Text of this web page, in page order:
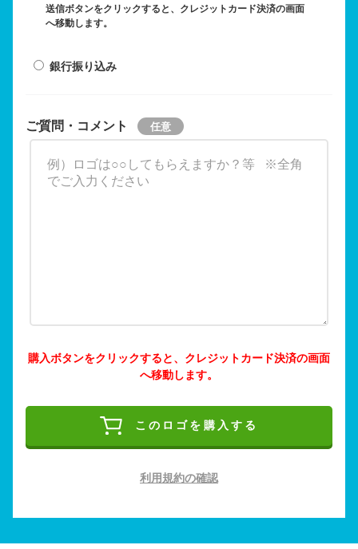
送信ボタンをクリックすると、クレジットカード決済の画面
へ移動します。
銀行振り込み
ご質問・コメント
購入ボタンをクリックすると、クレジットカード決済の画面
へ移動します。
このロゴを購入する
利用規約の確認